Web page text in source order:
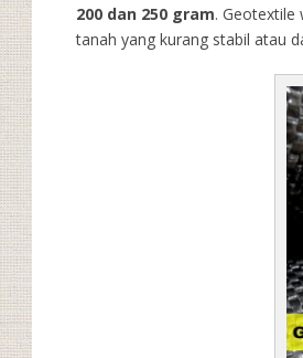
200 dan 250 gram. Geotextile
tanah yang kurang stabil atau